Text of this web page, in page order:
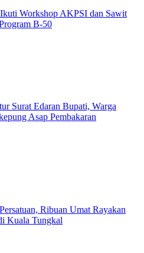
Workshop AKPSI dan Sawit
B-50
Surat Edaran Bupati, Warga
Asap Pembakaran
Ribuan Umat Rayakan
Kuala Tungkal